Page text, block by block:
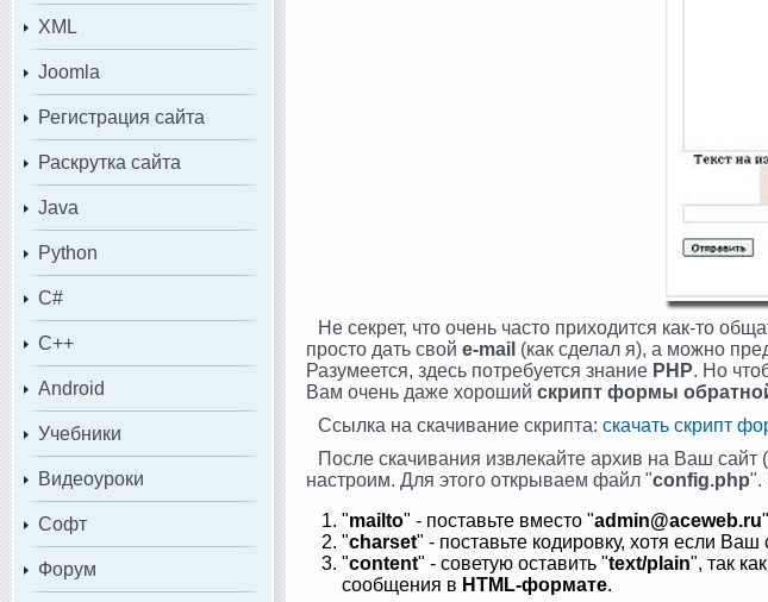
XML
Joomla
Регистрация сайта
Раскрутка сайта
Java
Python
C#
C++
Android
Учебники
Видеоуроки
Софт
Форум
Не секрет, что очень часто приходится как-то
просто дать свой e-mail (как сделал я), а можно
Разумеется, здесь потребуется знание PHP. Но
Вам очень даже хороший скрипт формы
Ссылка на скачивание скрипта: скачать скрипт
После скачивания извлекайте архив на Ваш сайт
настроим. Для этого открываем файл "config.php".
"mailto" - поставьте вместо "admin@aceweb.ru
"charset" - поставьте кодировку, хотя если
"content" - советую оставить "text/plain", так
сообщения в HTML-формате.